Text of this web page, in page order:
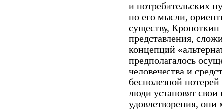
и потребительских
по его мысли,
существу,
представления,
концепций
предполагалось
человечества и
бесполезной
люди установят свои
удовлетворения,